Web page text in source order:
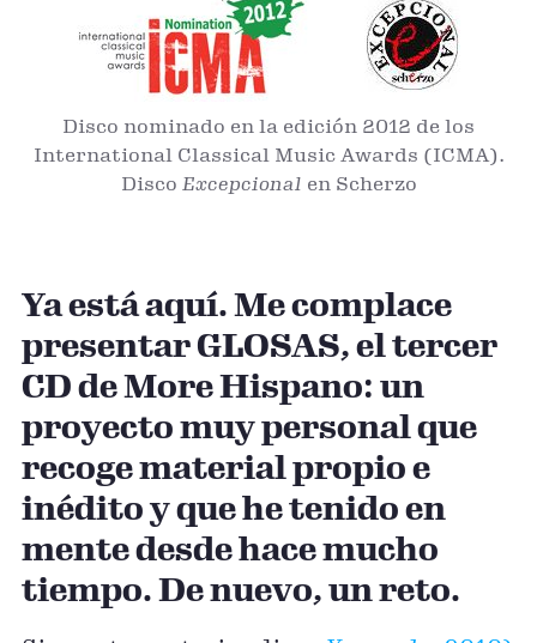
Disco nominado en la edición 2012 de los
International Classical Music Awards (ICMA).
Disco Excepcional en Scherzo
Ya está aquí. Me complace
presentar GLOSAS, el tercer
CD de More Hispano: un
proyecto muy personal que
recoge material propio e
inédito y que he tenido en
mente desde hace mucho
tiempo. De nuevo, un reto.